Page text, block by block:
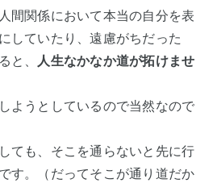
間関係において本当の自分を表
していたり、遠慮がちだった
と、 人生なかなか道が拓けませ
ようとしているので当然なので
ても、そこを通らないと先に行
す。（だってそこが通り道だか